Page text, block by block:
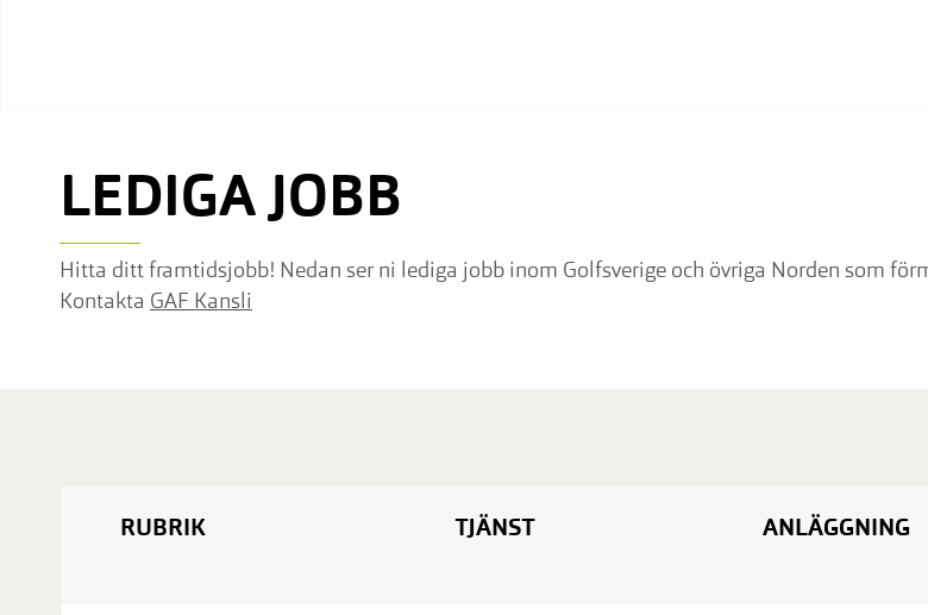
LEDIGA JOBB
Hitta ditt framtidsjobb! Nedan ser ni lediga jobb inom Golfsverige och övriga Norden som
Kontakta GAF Kansli
RUBRIK TJÄNST ANLÄGGNING